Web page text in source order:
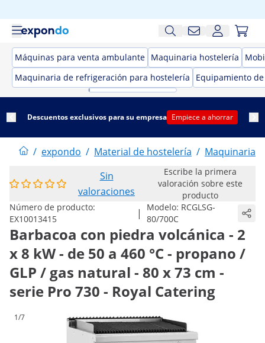
Máquinas para venta ambulante Maquinaria hostelería
Maquinaria de refrigeración para hostelería
Equipamiento
Descuentos exclusivos para su empresa Empiece a ahorrar
/ expondo / Material de hostelería / Maquinaria
Sin
valoraciones
Escribe la primera
valoración sobre este
producto
Número de producto:
EX10013415
| Modelo: RCGLSG-
80/700C
Barbacoa con piedra volcánica - 2
x 8 kW - de 50 a 460 °C - propano /
GLP / gas natural - 80 x 73 cm -
serie Pro 730 - Royal Catering
1/7